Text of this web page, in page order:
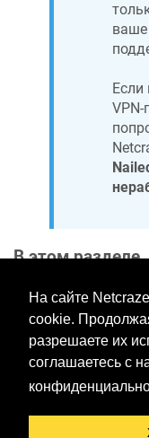
На сайте
cookie.
разрешаете их
соглашаетесь с
ваше
В этом разделе